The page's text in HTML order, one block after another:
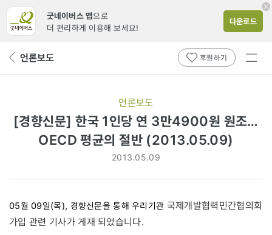
굿네이버스 앱으로
더 편리하게 이용해 보세요!
다운로드
뒤 언론보도 후원하기
전체
언론보도
[경향신문] 한국 1인당 연 3만4900원 원조…
OECD 평균의 절반 (2013.05.09)
2013.05.09
05월 09일(목), 경향신문을 통해 우리기관 국제개발협력민간협의회
가입 관련 기사가 게재 되었습니다.